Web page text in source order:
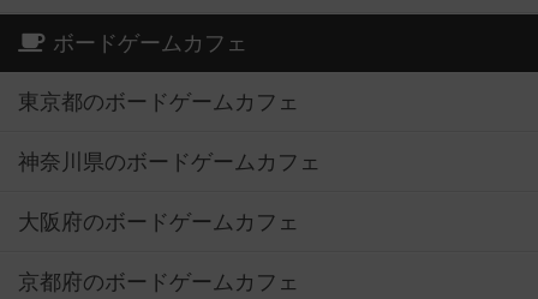
ボードゲームカフェ
東京都のボードゲームカフェ
神奈川県のボードゲームカフェ
大阪府のボードゲームカフェ
京都府のボードゲームカフェ